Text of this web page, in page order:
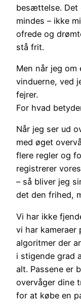
besættelse. Det
mindes – ikke
ofrede og
stå frit.
Men når jeg
vinduerne, ved
fejrer.
For hvad
Når jeg ser ud
med øget
flere regler og
registrerer
– så bliver jeg
det den frihed,
Vi har ikke
vi har
algoritmer der
i stigende grad
alt. Passene er
overvåger dine
for at købe en